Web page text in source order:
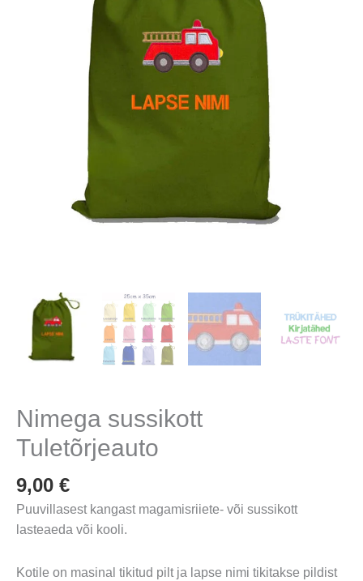
Nimega sussikott
Tuletõrjeauto
9,00 €
Puuvillasest kangast magamisriiete- või sussikott
lasteaeda või kooli.
Kotile on masinal tikitud pilt ja lapse nimi tikitakse pildist